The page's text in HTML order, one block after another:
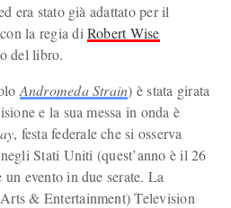
era stato già adattato per il
la regia diRobert Wise
del libro.
Andromeda Strain) è stata girata
e la sua messa in onda è
, festa federale che si osserva
Stati Uniti (quest’anno è il 26
evento in due serate. La
& Entertainment) Television